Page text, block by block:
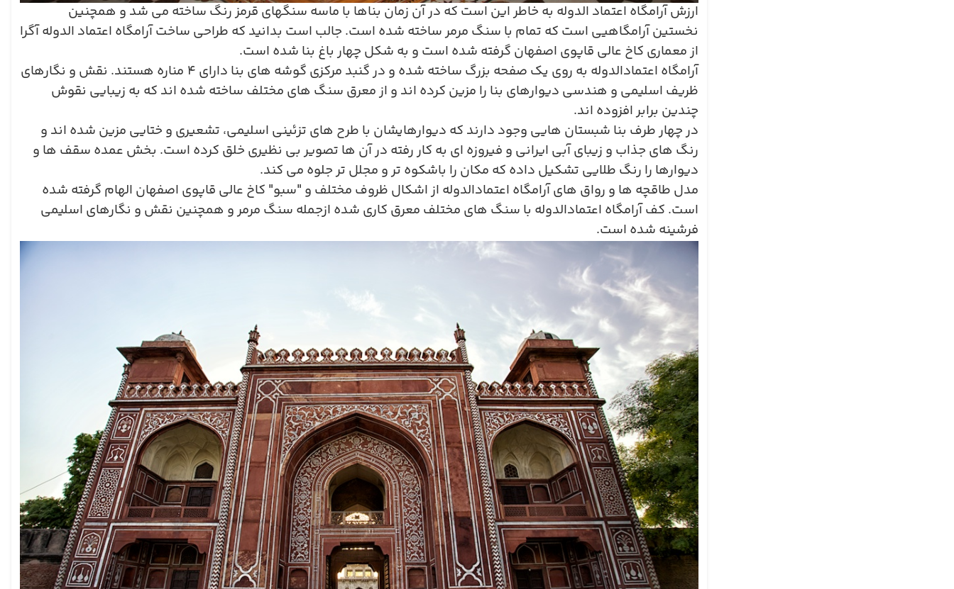
ارزش آرامگاه اعتماد الدوله به خاطر این است که در آن زمان بناها با ماسه سنگهای قرمز رنگ ساخته می شد و همچنین
نخستین آرامگاهیی است که تمام با سنگ مرمر ساخته شده است. جالب است بدانید که طراحی ساخت آرامگاه اعتماد الدوله آگرا
از معماری کاخ عالی قاپوی اصفهان گرفته شده است و به شکل چهار باغ بنا شده است.
آرامگاه اعتمادالدوله به روی یک صفحه بزرگ ساخته شده و در گنبد مرکزی گوشه های بنا دارای ۴ مناره هستند. نقش و نگارهای
ظریف اسلیمی و هندسی دیوارهای بنا را مزین کرده اند و از معرق سنگ های مختلف ساخته شده اند که به زیبایی نقوش
چندین برابر افزوده اند.
در چهار طرف بنا شبستان هایی وجود دارند که دیوارهایشان با طرح های تزئینی اسلیمی، تشعیری و ختایی مزین شده اند و
رنگ های جذاب و زیبای آبی ایرانی و فیروزه ای به کار رفته در آن ها تصویر بی نظیری خلق کرده است. بخش عمده سقف ها و
دیوارها را رنگ طلایی تشکیل داده که مکان را باشکوه تر و مجلل تر جلوه می کند.
مدل طاقچه ها و رواق های آرامگاه اعتمادالدوله از اشکال ظروف مختلف و "سبو" کاخ عالی قاپوی اصفهان الهام گرفته شده
است. کف آرامگاه اعتمادالدوله با سنگ های مختلف معرق کاری شده ازجمله سنگ مرمر و همچنین نقش و نگارهای اسلیمی
فرشینه شده است.